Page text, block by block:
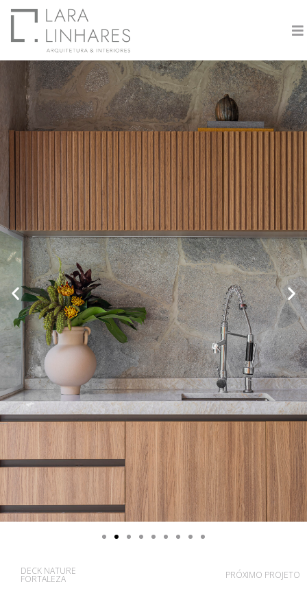
DECK NATURE
FORTALEZA PRÓXIMO PROJETO